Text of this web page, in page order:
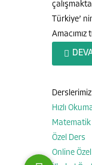
Türkiye’
Derslerimiz
Hızlı
Matematik
Özel Ders
Online
Özel